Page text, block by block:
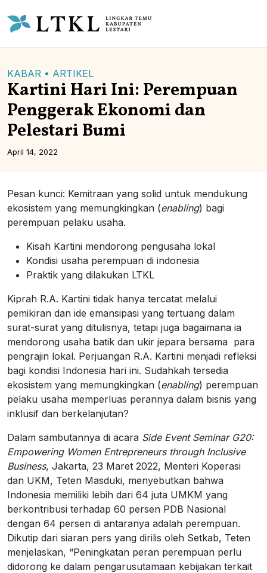
KABAR • ARTIKEL
Kartini Hari Ini: Perempuan
Penggerak Ekonomi dan
Pelestari Bumi
April 14, 2022
Pesan kunci: Kemitraan yang solid untuk mendukung
ekosistem yang memungkingkan (enabling) bagi
perempuan pelaku usaha.
Kisah Kartini mendorong pengusaha lokal
Kondisi usaha perempuan di indonesia
Praktik yang dilakukan LTKL
Kiprah R.A. Kartini tidak hanya tercatat melalui
pemikiran dan ide emansipasi yang tertuang dalam
surat-surat yang ditulisnya, tetapi juga bagaimana ia
mendorong usaha batik dan ukir jepara bersama para
pengrajin lokal. Perjuangan R.A. Kartini menjadi refleksi
bagi kondisi Indonesia hari ini. Sudahkah tersedia
ekosistem yang memungkingkan (enabling) perempuan
pelaku usaha memperluas perannya dalam bisnis yang
inklusif dan berkelanjutan?
Dalam sambutannya di acara Side Event Seminar G20:
Empowering Women Entrepreneurs through Inclusive
Business, Jakarta, 23 Maret 2022, Menteri Koperasi
dan UKM, Teten Masduki, menyebutkan bahwa
Indonesia memiliki lebih dari 64 juta UMKM yang
berkontribusi terhadap 60 persen PDB Nasional
dengan 64 persen di antaranya adalah perempuan.
Dikutip dari siaran pers yang dirilis oleh Setkab, Teten
menjelaskan, “Peningkatan peran perempuan perlu
didorong ke dalam pengarusutamaan kebijakan terkait